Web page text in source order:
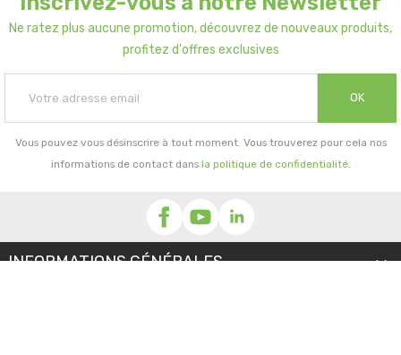
Ne ratez plus aucune promotion, découvrez de nouveaux produits,
profitez d'offres exclusives
OK
Vous pouvez vous désinscrire à tout moment. Vous trouverez pour cela nos
informations de contact dans la politique de confidentialité.
INFORMATIONS GÉNÉRALES 